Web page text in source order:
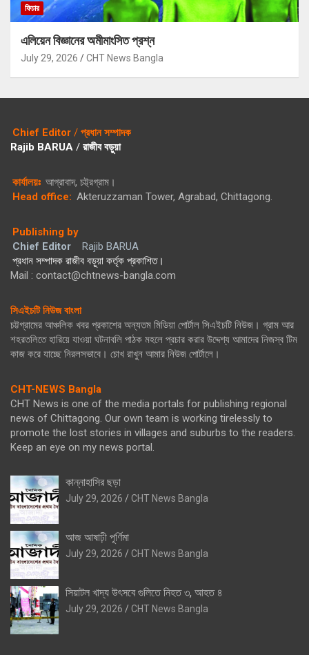
ফিচার
এলিয়েন বিজ্ঞানের অমীমাংসিত প্রশ্ন
July 29, 2026 CHT News Bangla
Chief Editor / প্রধান সম্পাদক
Rajib BARUA / রাজীব বড়ুয়া
কার্যালয়ঃ আগ্রাবাদ, চট্ট্রগ্রাম।
Head office: Akteruzzaman Tower, Agrabad, Chittagong.
Publishing by
Chief Editor
Rajib BARUA
প্রধান সম্পাদক রাজীব বড়ুয়া কর্তৃক প্রকাশিত।
Mail : contact@chtnews-bangla.com
সিএইচটি নিউজ বাংলা
চট্টগ্রামের আঞ্চলিক খবর প্রকাশের অন্যতম মিডিয়া পোর্টাল সিএইচটি নিউজ। গ্রাম আর
শহরতলিতে হারিয়ে যাওয়া ঘটনাবলি পাঠক মহলে প্রচার করার উদ্দেশ্য আমাদের নিজস্ব টিম
কাজ করে যাচ্ছে নিরলসভাবে। চোখ রাখুন আমার নিউজ পোর্টালে।
CHT-NEWS Bangla
CHT News is one of the media portals for publishing regional
news of Chittagong. Our own team is working tirelessly to
promote the lost stories in villages and suburbs to the readers.
Keep an eye on my news portal.
কান্নাহাসির ছড়া
July 29, 2026 CHT News Bangla
আজ আষাঢ়ী পূর্ণিমা
July 29, 2026 CHT News Bangla
সিয়াটল খাদ্য উৎসবে গুলিতে নিহত ৩, আহত ৪
July 29, 2026 CHT News Bangla